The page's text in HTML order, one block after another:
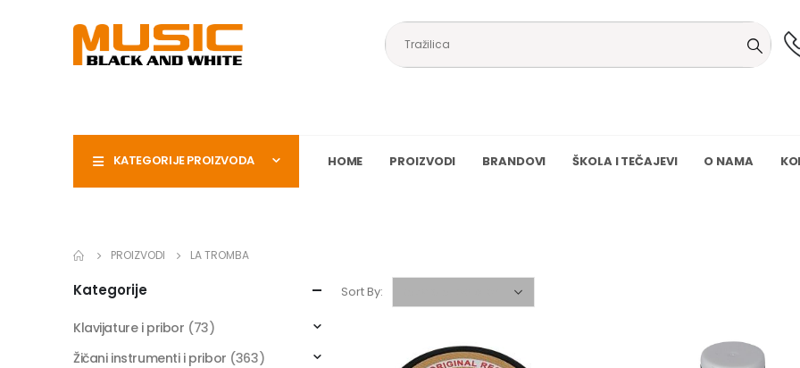
KATEGORIJE PROIZVODA HOME PROIZVODI BRANDOVI ŠKOLA I TEČAJEVI O NAMA
PROIZVODI LA TROMBA
Sort By:
Kategorije
Klavijature i pribor (73)
Žičani instrumenti i pribor (363)